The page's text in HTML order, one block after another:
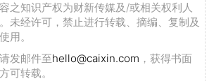
之知识产权为财新传媒及/或相关权利人
未经许可，禁止进行转载、摘编、复制及
用。
发邮件至hello@caixin.com ，获得书面
可转载。